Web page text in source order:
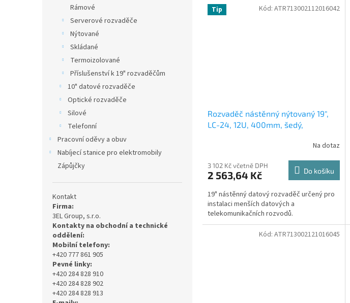
Rámové
Serverové rozvaděče
Nýtované
Skládané
Termoizolované
Příslušenství k 19" rozvaděčům
10" datové rozvaděče
Optické rozvaděče
Silové
Telefonní
Pracovní oděvy a obuv
Nabíjecí stanice pro elektromobily
Zápůjčky
Kontakt
Firma:
3EL Group, s.r.o.
Kontakty na obchodní a technické
oddělení:
Mobilní telefony:
+420 777 861 905
Pevné linky:
+420 284 828 910
+420 284 828 902
+420 284 828 913
Tip
Rozvaděč nástěnný nýtovaný 19",
LC-24, 12U, 400mm, šedý,
Na dotaz
3 102 Kč včetně DPH
2 563,64 Kč Do košíku
19" nástěnný datový rozvaděč určený pro
instalaci menších datových a
telekomunikačních rozvodů.
Kód: ATR713002112016042
Kód: ATR713002121016045